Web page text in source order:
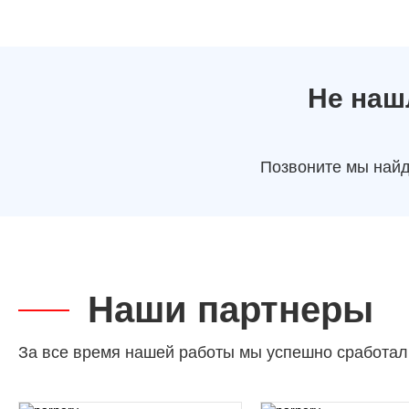
Не
Позвоните мы
Наши партнеры
За все время нашей работы мы успешно